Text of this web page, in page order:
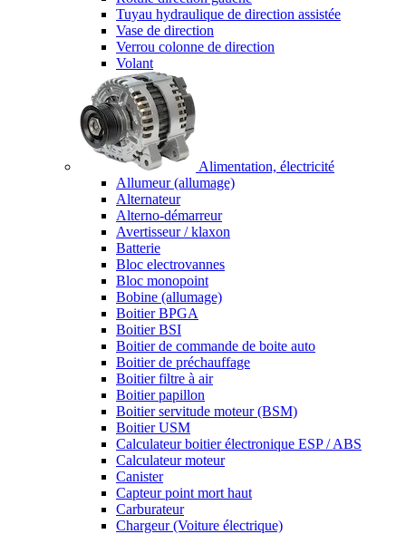
Tuyau hydraulique de direction assistée
Vase de direction
Verrou colonne de direction
Volant
Alimentation, électricité
Allumeur (allumage)
Alternateur
Alterno-démarreur
Avertisseur / klaxon
Batterie
Bloc electrovannes
Bloc monopoint
Bobine (allumage)
Boitier BPGA
Boitier BSI
Boitier de commande de boite auto
Boitier de préchauffage
Boitier filtre à air
Boitier papillon
Boitier servitude moteur (BSM)
Boitier USM
Calculateur boitier électronique ESP / ABS
Calculateur moteur
Canister
Capteur point mort haut
Carburateur
Chargeur (Voiture électrique)